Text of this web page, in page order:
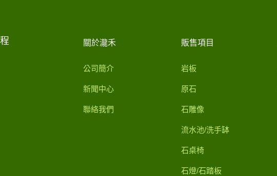
關於瀧禾
公司簡介
新聞中心
聯絡我們
販售項目
岩板
原石
石雕像
流水池/洗手缽
石桌椅
石燈/石踏板